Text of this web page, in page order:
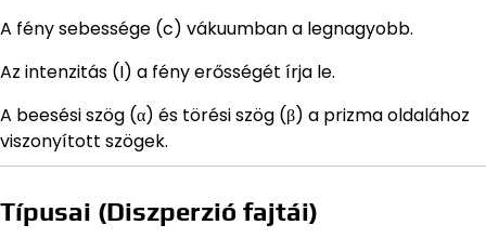
A fény sebessége (c) vákuumban a legnagyobb.
Az intenzitás (I) a fény erősségét írja le.
A beesési szög (α) és törési szög (β) a prizma oldalához
viszonyított szögek.
Típusai (Diszperzió fajtái)